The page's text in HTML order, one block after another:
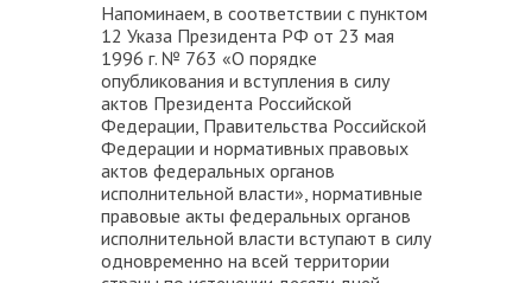
Напоминаем, в соответствии с пунктом
12 Указа Президента РФ от 23 мая
1996 г. № 763 «О порядке
опубликования и вступления в силу
актов Президента Российской
Федерации, Правительства Российской
Федерации и нормативных правовых
актов федеральных органов
исполнительной власти», нормативные
правовые акты федеральных органов
исполнительной власти вступают в силу
одновременно на всей территории